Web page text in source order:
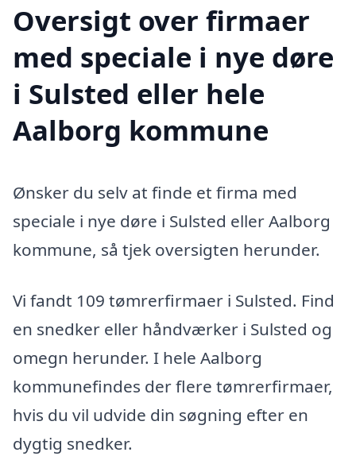
Oversigt over firmaer
med speciale i nye døre
i Sulsted eller hele
Aalborg kommune
Ønsker du selv at finde et firma med
speciale i nye døre i Sulsted eller Aalborg
kommune, så tjek oversigten herunder.
Vi fandt 109 tømrerfirmaer i Sulsted. Find
en snedker eller håndværker i Sulsted og
omegn herunder. I hele Aalborg
kommunefindes der flere tømrerfirmaer,
hvis du vil udvide din søgning efter en
dygtig snedker.